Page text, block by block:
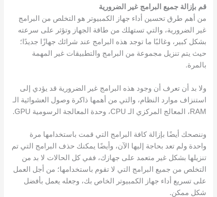
قم بإزالة جميع البرامج غير الضرورية
من أهم طرق تحسين أداء جهاز الكمبيوتر هو التخلص من البرامج
غير الضرورية، والتي تستهلك من طاقة الجهاز وتؤثر على سرعته
بشكل كبير، وغالبًا ما توجد هذه البرامج عند شرائك جهازًا جديدًا؛
حيث يتم تنزيل مجموعة من البرامج والتطبيقات غير المهمة
بالمرة.
ولا بد أن تعرف أن وجود هذه البرامج غير الضرورية قد يؤدي إلى
استنزاف موارد النظام، والتي من أهمها ذاكرة وصول العشوائية الـ
RAM، المعالج المركزي الـ CPU، وحدة المعالجة الرسومية GPU.
وننصحك أيضًا بإزالة كافة البرامج التي قمت باستخدامها مرة
واحدة ولم تعد بحاجة إليها الآن، وأيضًا يمكنك حذف البرامج التي تم
تنزيلها بشكل غير متعمد على جهازك، ففي كل الحالات لا بد من
التخلص من جميع البرامج التي لا تقوم باستخدامها؛ من أجل العمل
على تسريع أداء جهاز الكمبيوتر الخاص بك، وجعله يعمل بأفضل
شكل ممكن.